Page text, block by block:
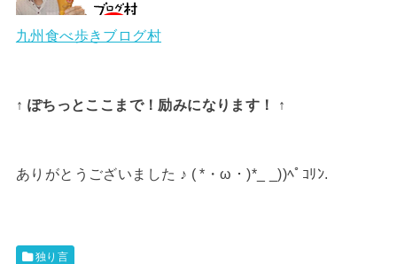
九州食べ歩きブログ村
↑ ぽちっとここまで！励みになります！ ↑
ありがとうございました ♪ ( *・ω・)*_ _))ﾍﾟｺﾘﾝ.
独り言